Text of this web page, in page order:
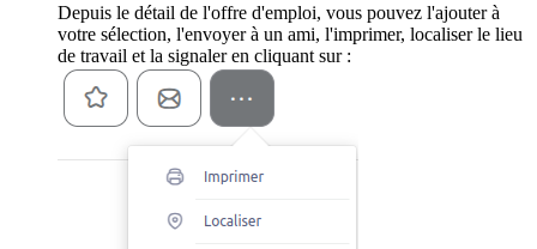
Depuis le détail de l'offre d'emploi, vous pouvez l'ajouter à
votre sélection, l'envoyer à un ami, l'imprimer, localiser le lieu
de travail et la signaler en cliquant sur :